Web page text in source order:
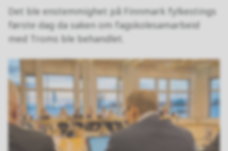
Det ble enstemmighet på Finnmark fylkestings
første dag da saken om fagskolesamarbeid
med Troms ble behandlet.